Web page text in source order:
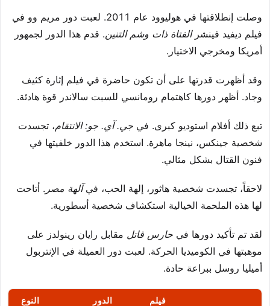
وصلت إنطلاقتها في هوليوود عام 2011. لعبت دور مريم وو في
فيلم ديفيد فينشرالفتاة ذات وشم التنين. قدم هذا الدور لجمهور
أمريكا ومخرجي الاختيار.
وقد أظهرت قدرتها على أن تكون حاضرة في فيلم إثارة كثيف
وجاد. أظهر دورها كاهتمام رومانسي للسبت سالاندر قوة هادئة.
تبع ذلك أفلام استوديو كبرى. في جي. آي. جو: الانتقام، تجسدت
شخصية جينكس، نينجا ماهرة. استخدم هذا الدور خلفيتها في
فنون القتال بشكل مثالي.
لاحقاً، تجسدت شخصية هاثور، إلهة الحب، فيآلهة مصر . أتاحت
لها هذه الملحمة الخيالية استكشاف شخصية أسطورية.
لقد تم تأكيد دورها في حارس قاتل مقابل رايان رينولدز على
موهبتها في الكوميديا الحركة. لعبت دور العميلة في الإنتربول
أميليا روسل ببراعة حادة.
فيلم الدور النوع